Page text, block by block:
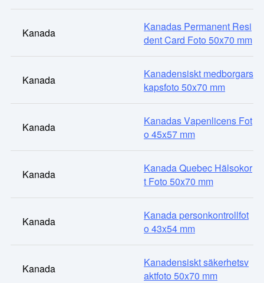
Kanada
Kanadas Permanent Resi
dent Card Foto 50x70 mm
Kanada
Kanadensiskt medborgars
kapsfoto 50x70 mm
Kanada
Kanadas Vapenlicens Fot
o 45x57 mm
Kanada
Kanada Quebec Hälsokor
t Foto 50x70 mm
Kanada
Kanada personkontrollfot
o 43x54 mm
Kanada
Kanadensiskt säkerhetsv
aktfoto 50x70 mm